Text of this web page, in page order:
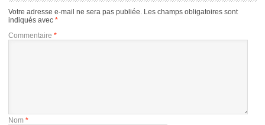
Votre adresse e-mail ne sera pas publiée. Les champs obligatoires sont
indiqués avec *
Commentaire *
Nom *